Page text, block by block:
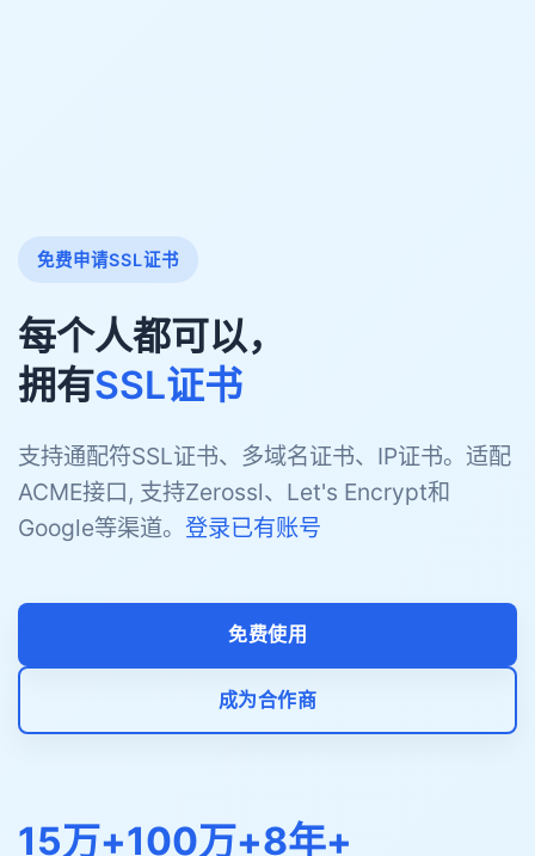
免费申请SSL证书
每个人都可以，
拥有SSL证书
支持通配符SSL证书、多域名证书、IP证书。适配
ACME接口, 支持Zerossl、Let's Encrypt和
Google等渠道。 登录已有账号
免费使用
成为合作商
15万+100万+8年+